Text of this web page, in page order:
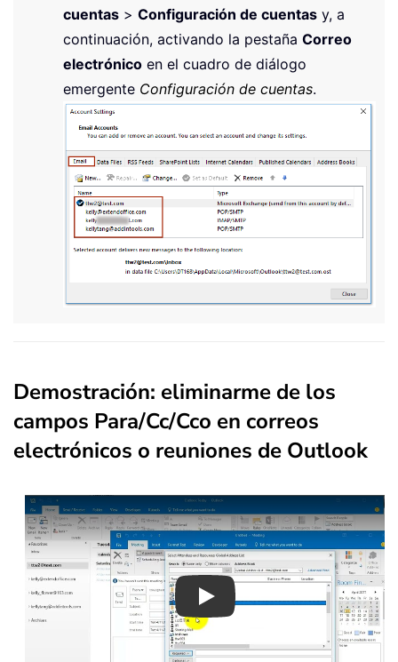
cuentas > Configuración de cuentas y, a
continuación, activando la pestaña Correo
electrónico en el cuadro de diálogo
emergente Configuración de cuentas.
Demostración: eliminarme de los
campos Para/Cc/Cco en correos
electrónicos o reuniones de Outlook
Play